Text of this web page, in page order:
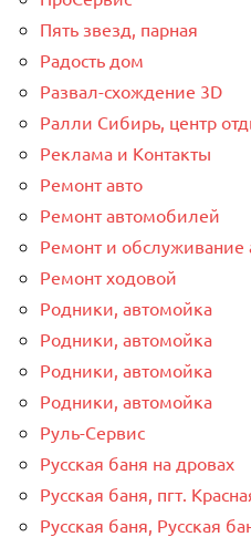
Пять звезд, парная
Радость дом
Развал-схождение 3D
Ралли Сибирь, центр
Реклама и Контакты
Ремонт авто
Ремонт автомобилей
Ремонт и обслуживание
Ремонт ходовой
Родники, автомойка
Родники, автомойка
Родники, автомойка
Родники, автомойка
Руль-Сервис
Русская баня на дровах
Русская баня, пгт.
Русская баня, Русская